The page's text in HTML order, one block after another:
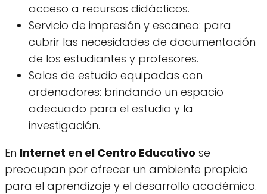
acceso a recursos didácticos.
Servicio de impresión y escaneo: para
cubrir las necesidades de documentación
de los estudiantes y profesores.
Salas de estudio equipadas con
ordenadores: brindando un espacio
adecuado para el estudio y la
investigación.
En Internet en el Centro Educativo se
preocupan por ofrecer un ambiente propicio
para el aprendizaje y el desarrollo académico.